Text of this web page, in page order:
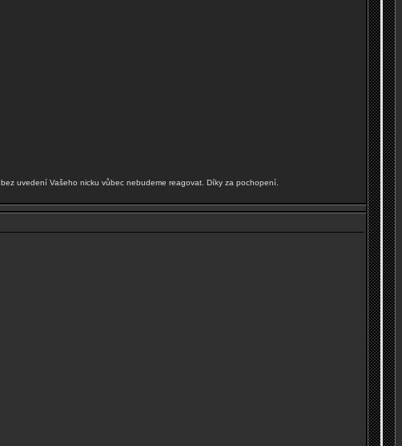
bez uvedení Vašeho nicku vůbec nebudeme reagovat. Díky za pochopení.